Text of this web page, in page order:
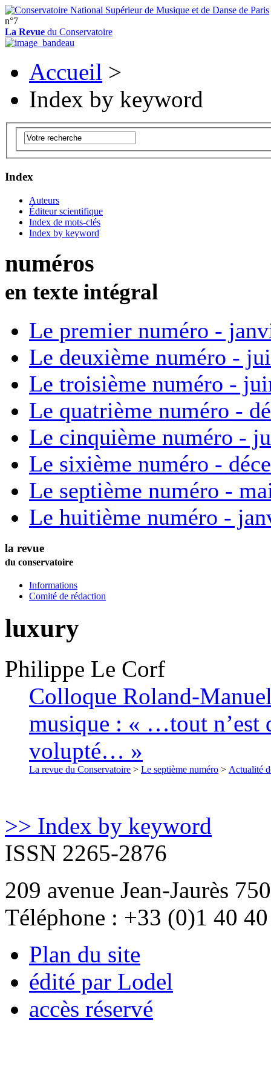
n°7
La Revue du Conservatoire
Accueil >
Index by keyword
Index
Auteurs
Éditeur scientifique
Index de mots-clés
Index by keyword
numéros
en texte intégral
Le premier numéro -
Le deuxième numéro -
Le troisième numéro -
Le quatrième numéro -
Le cinquième numéro -
Le sixième numéro -
Le septième numéro -
Le huitième numéro -
la revue
du conservatoire
Informations
Comité de rédaction
luxury
Philippe Le Corf
Colloque Roland-
musique : « …tout n’est
volupté… »
La revue du Conservatoire > Le septième numéro > Actualité
>> Index by keyword
ISSN 2265-2876
209 avenue Jean-Jaurès
Téléphone : +33 (0)1 40
Plan du site
édité par Lodel
accès réservé